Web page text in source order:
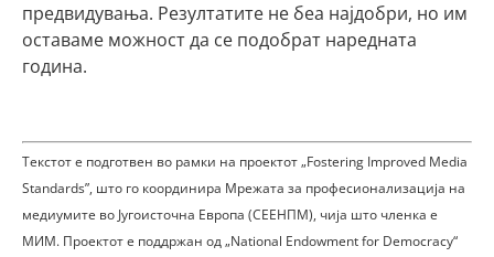
предвидувања. Резултатите не беа најдобри, но им
оставаме можност да се подобрат наредната
година.
Текстот е подготвен во рамки на проектот „Fostering Improved Media
Standards”, што го координира Мрежата за професионализација на
медиумите во Југоисточна Европа (СЕЕНПМ), чија што членка е
МИМ. Проектот е поддржан од „National Endowment for Democracy“